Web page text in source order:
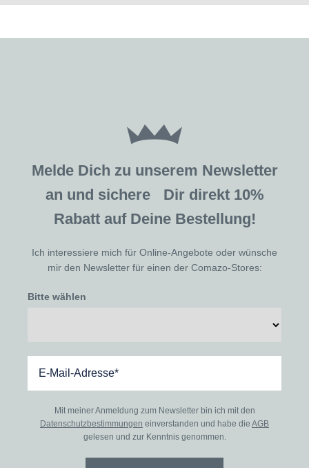
Melde Dich zu unserem Newsletter
an und sichere Dir direkt 10%
Rabatt auf Deine Bestellung!
Ich interessiere mich für Online-Angebote oder wünsche
mir den Newsletter für einen der Comazo-Stores:
Bitte wählen
Mit meiner Anmeldung zum Newsletter bin ich mit den
Datenschutzbestimmungen einverstanden und habe die AGB
gelesen und zur Kenntnis genommen.